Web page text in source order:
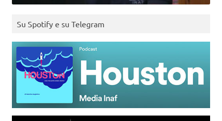
Su Spotify e su Telegram